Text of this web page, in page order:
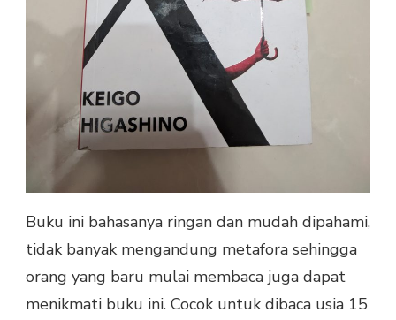
Buku ini bahasanya ringan dan mudah dipahami,
tidak banyak mengandung metafora sehingga
orang yang baru mulai membaca juga dapat
menikmati buku ini. Cocok untuk dibaca usia 15